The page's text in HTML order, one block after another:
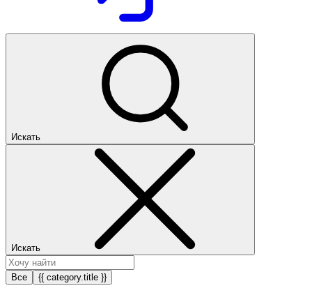
Искать
Искать
Все {{ category.title }}